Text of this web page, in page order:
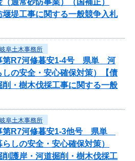
堤工事に関する一般競争入札
岐阜土木事務所
第R7河修暮安1-4号 県単 河
しの安全・安心確保対策）【債
・樹木伐採工事に関する一般
岐阜土木事務所
第R7河修暮安1-3他号 県単
しの安全・安心確保対策）
護岸・河道掘削・樹木伐採工